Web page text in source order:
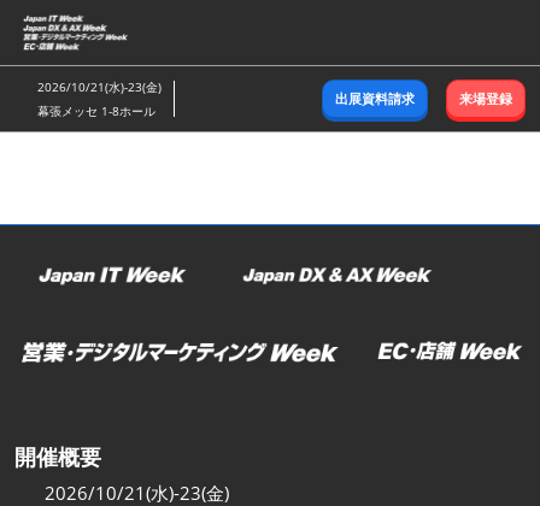
ス
キ
ッ
し
む
2026/10/21(水)-23(金)
幕張メッセ 1-8ホール
出展資料請求 来場登録
開催概要
2026/10/21(水)-23(金)